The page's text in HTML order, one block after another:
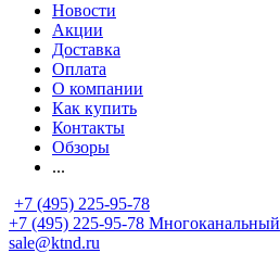
Новости
Акции
Доставка
Оплата
О компании
Как купить
Контакты
Обзоры
...
+7 (495) 225-95-78
+7 (495) 225-95-78 Многоканальный
sale@ktnd.ru